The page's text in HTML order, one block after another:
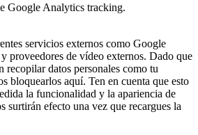
Google Analytics tracking.
servicios externos como Google
proveedores de vídeo externos. Dado que
recopilar datos personales como tu
bloquearlos aquí. Ten en cuenta que esto
la funcionalidad y la apariencia de
surtirán efecto una vez que recargues la